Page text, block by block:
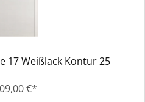
17 Weißlack Kontur 25
€*